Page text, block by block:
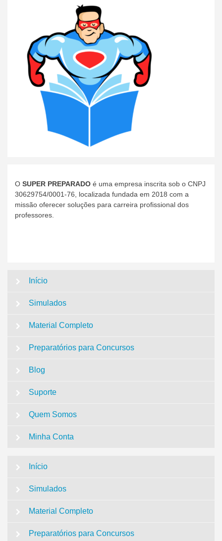
O SUPER PREPARADO é uma empresa inscrita sob o CNPJ
30629754/0001-76, localizada fundada em 2018 com a
missão oferecer soluções para carreira profissional dos
professores.
Início
Simulados
Material Completo
Preparatórios para Concursos
Blog
Suporte
Quem Somos
Minha Conta
Início
Simulados
Material Completo
Preparatórios para Concursos